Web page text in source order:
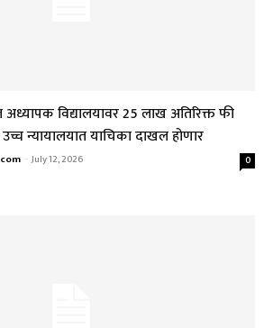
अध्यापक विद्यालयावर ₹25 लाख अतिरिक्त फी
न्यायालयात याचिका दाखल होणार
- July 12, 2026 0